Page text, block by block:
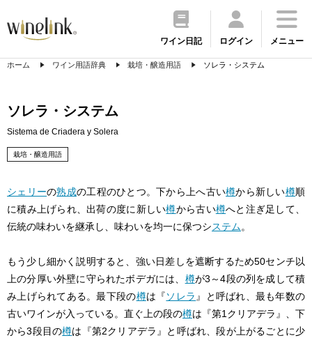
ワイン日記 ログイン メニュー
ホーム ワイン用語辞典 栽培・醸造用語 ソレラ・システム
ソレラ・システム
Sistema de Criadera y Solera
栽培・醸造用語
シェリーの熟成の工程のひとつ。下から上へ古い樽から新しい樽順
に積み上げられ、出荷の度に新しい樽から古い樽へと注ぎ足して、
伝統の味わいを継承し、味わいを均一に保つシステム。
もう少し細かく説明すると、強い日差しを遮断するため50センチ以
上の分厚い外壁に守られたボデガには、 樽が3～4段の列を成して積
み上げられてある。最下段の樽は『ソレラ 』と呼ばれ、最も年数の
古いワインが入っている。直ぐ上の段の樽は『第1クリアデラ』、下
から3段目の樽は『第2クリアデラ』と呼ばれ、段が上がるごとに少